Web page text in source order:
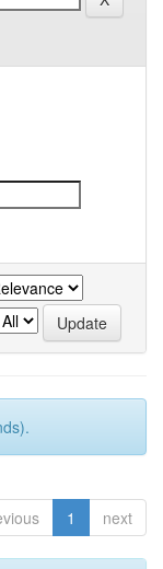
1 next